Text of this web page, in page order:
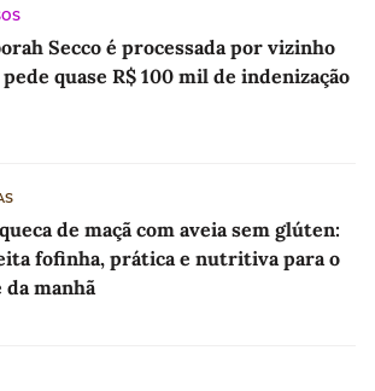
Secco é processada por vizinho
quase R$ 100 mil de indenização
de maçã com aveia sem glúten:
fofinha, prática e nutritiva para o
da manhã